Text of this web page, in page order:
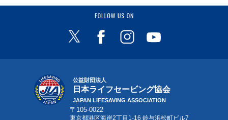
公益財団法人
日本ライフセービング協会
JAPAN LIFESAVING ASSOCIATION
〒105-0022
東京都港区海岸2丁目1-16 鈴与浜松町ビル7